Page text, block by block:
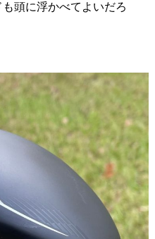
頭に浮かべてよいだろ